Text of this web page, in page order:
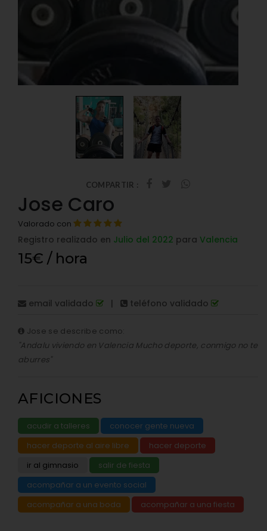
COMPARTIR :
Jose Caro
Valorado con
Registro realizado en Julio del 2022 para Valencia
15€ / hora
email validado | teléfono validado
Jose se describe como:
"Andalu viviendo en Valencia Mucho deporte, conmigo no te
aburres"
AFICIONES
acudir a talleres
conocer gente nueva
hacer deporte al aire libre
hacer deporte
ir al gimnasio
salir de fiesta
acompañar a un evento social
acompañar a una boda
acompañar a una fiesta